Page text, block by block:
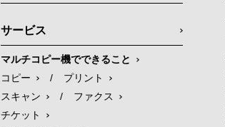
サービス
マルチコピー機でできること
コピー
/
プリント
スキャン
/
ファクス
チケット